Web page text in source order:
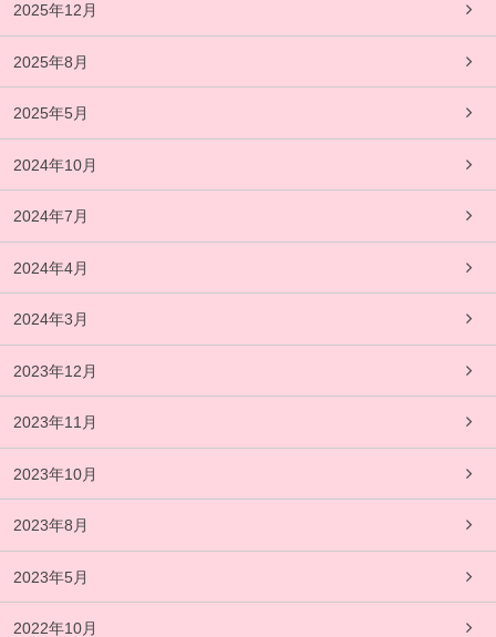
2025年12月
2025年8月
2025年5月
2024年10月
2024年7月
2024年4月
2024年3月
2023年12月
2023年11月
2023年10月
2023年8月
2023年5月
2022年10月